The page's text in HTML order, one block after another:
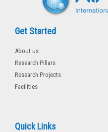
Get Started
About us
Research Pillars
Research Projects
Facilities
Quick Links